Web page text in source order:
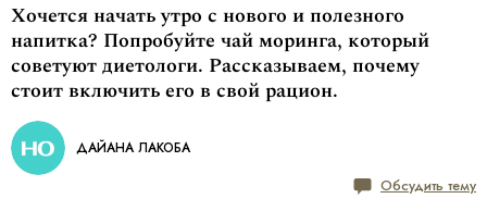
Хочется начать утро с нового и полезного
напитка? Попробуйте чай моринга, который
советуют диетологи. Рассказываем, почему
стоит включить его в свой рацион.
ДАЙАНА ЛАКОБА
Обсудить тему